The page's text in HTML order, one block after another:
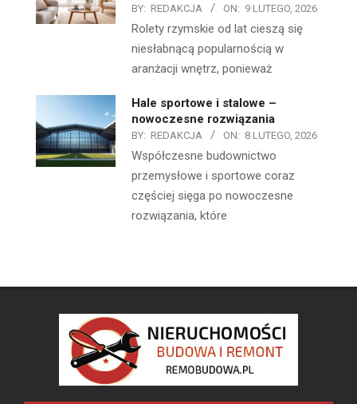
BY: REDAKCJA ON: 9 LUTEGO, 2026
Rolety rzymskie od lat cieszą się
niesłabnącą popularnością w
aranżacji wnętrz, ponieważ
Hale sportowe i stalowe –
nowoczesne rozwiązania
BY: REDAKCJA ON: 8 LUTEGO, 2026
Współczesne budownictwo
przemysłowe i sportowe coraz
częściej sięga po nowoczesne
rozwiązania, które